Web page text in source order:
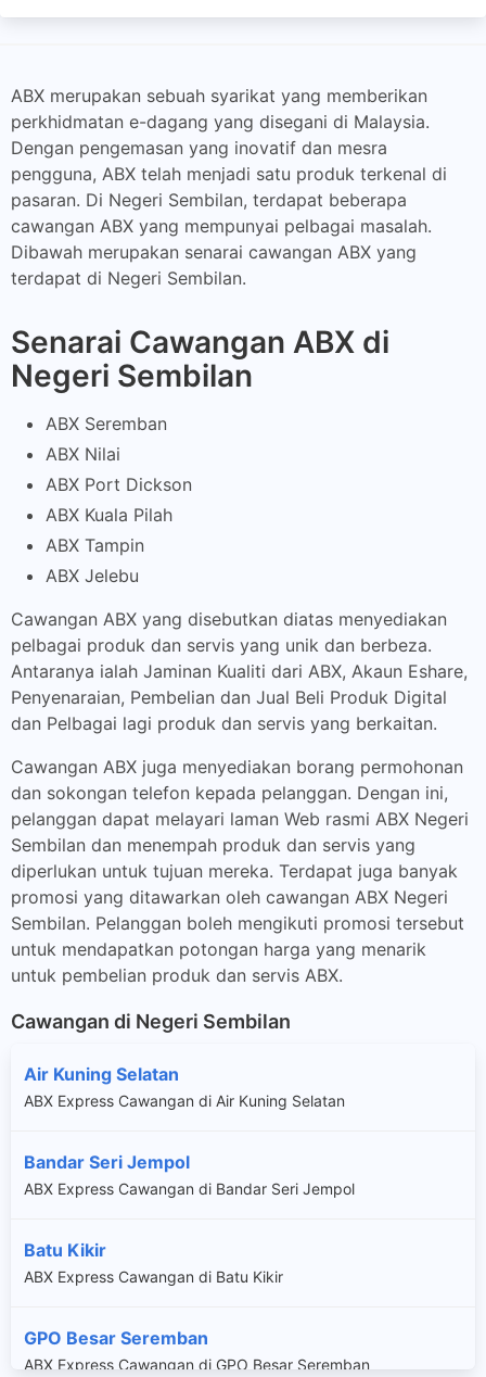
ABX merupakan sebuah syarikat yang memberikan
perkhidmatan e-dagang yang disegani di Malaysia.
Dengan pengemasan yang inovatif dan mesra
pengguna, ABX telah menjadi satu produk terkenal di
pasaran. Di Negeri Sembilan, terdapat beberapa
cawangan ABX yang mempunyai pelbagai masalah.
Dibawah merupakan senarai cawangan ABX yang
terdapat di Negeri Sembilan.
Senarai Cawangan ABX di
Negeri Sembilan
ABX Seremban
ABX Nilai
ABX Port Dickson
ABX Kuala Pilah
ABX Tampin
ABX Jelebu
Cawangan ABX yang disebutkan diatas menyediakan
pelbagai produk dan servis yang unik dan berbeza.
Antaranya ialah Jaminan Kualiti dari ABX, Akaun Eshare,
Penyenaraian, Pembelian dan Jual Beli Produk Digital
dan Pelbagai lagi produk dan servis yang berkaitan.
Cawangan ABX juga menyediakan borang permohonan
dan sokongan telefon kepada pelanggan. Dengan ini,
pelanggan dapat melayari laman Web rasmi ABX Negeri
Sembilan dan menempah produk dan servis yang
diperlukan untuk tujuan mereka. Terdapat juga banyak
promosi yang ditawarkan oleh cawangan ABX Negeri
Sembilan. Pelanggan boleh mengikuti promosi tersebut
untuk mendapatkan potongan harga yang menarik
untuk pembelian produk dan servis ABX.
Cawangan di Negeri Sembilan
Air Kuning Selatan
ABX Express Cawangan di Air Kuning Selatan
Bandar Seri Jempol
ABX Express Cawangan di Bandar Seri Jempol
Batu Kikir
ABX Express Cawangan di Batu Kikir
GPO Besar Seremban
ABX Express Cawangan di GPO Besar Seremban